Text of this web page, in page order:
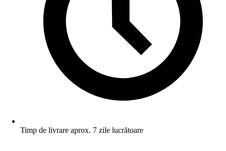
Timp de livrare aprox. 7 zile lucrătoare